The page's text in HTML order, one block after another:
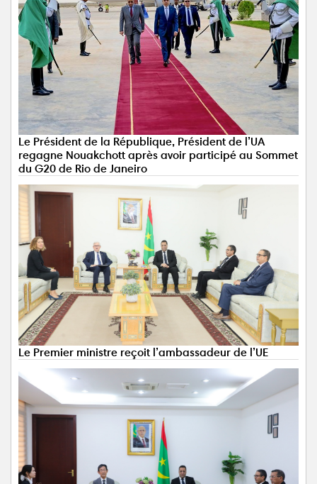
Le Président de la République, Président de l’UA
regagne Nouakchott après avoir participé au Sommet
du G20 de Rio de Janeiro
Le Premier ministre reçoit l’ambassadeur de l’UE